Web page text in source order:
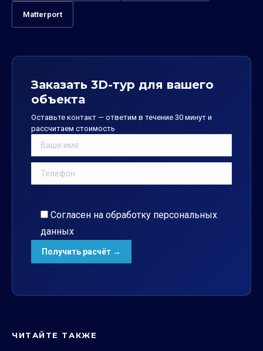
Matterport
Заказать 3D-тур для вашего
объекта
Оставьте контакт — ответим в течение 30 минут и
рассчитаем стоимость
Согласен на обработку персональных
данных
ЧИТАЙТЕ ТАКЖЕ